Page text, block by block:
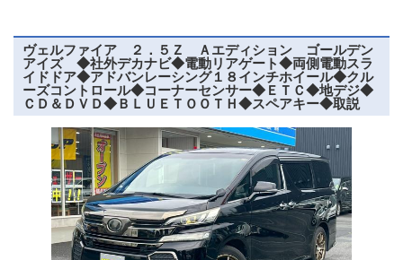
ヴェルファイア ２．５Ｚ Ａエディション ゴールデン
アイズ ◆社外デカナビ◆電動リアゲート◆両側電動スラ
イドドア◆アドバンレーシング１８インチホイール◆クル
ーズコントロール◆コーナーセンサー◆ＥＴＣ◆地デジ◆
ＣＤ＆ＤＶＤ◆ＢＬＵＥＴＯＯＴＨ◆スペアキー◆取説